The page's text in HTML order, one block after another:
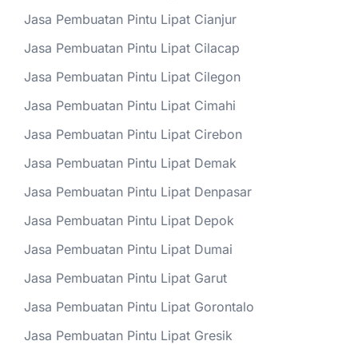
Jasa Pembuatan Pintu Lipat Cianjur
Jasa Pembuatan Pintu Lipat Cilacap
Jasa Pembuatan Pintu Lipat Cilegon
Jasa Pembuatan Pintu Lipat Cimahi
Jasa Pembuatan Pintu Lipat Cirebon
Jasa Pembuatan Pintu Lipat Demak
Jasa Pembuatan Pintu Lipat Denpasar
Jasa Pembuatan Pintu Lipat Depok
Jasa Pembuatan Pintu Lipat Dumai
Jasa Pembuatan Pintu Lipat Garut
Jasa Pembuatan Pintu Lipat Gorontalo
Jasa Pembuatan Pintu Lipat Gresik